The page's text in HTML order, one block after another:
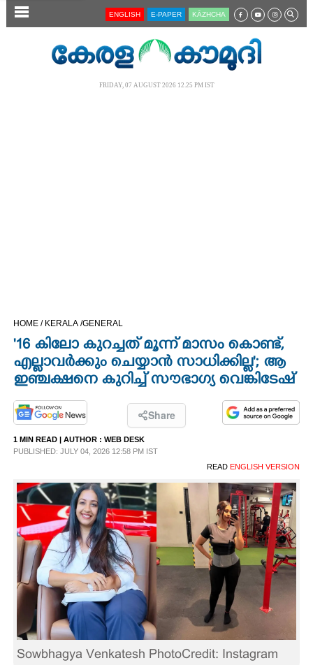
SECTIONS
CINEMA
OPINION
PHOTOS
LIFESTYLE
SPIRITUAL
INFO+
ART
ASTRO
CARTOONS
ENGLISH E-PAPER KĀZHCHA
FRIDAY, 07 AUGUST 2026 12.25 PM IST
HOME / KERALA /GENERAL
'16 കിലോ കുറച്ചത് മൂന്ന് മാസം കൊണ്ട്,
എല്ലാവർക്കും ചെയ്യാൻ സാധിക്കില്ല'; ആ
ഇഞ്ചക്ഷനെ കുറിച്ച് സൗഭാഗ്യ വെങ്കിടേഷ്
Share
1 MIN READ | AUTHOR : WEB DESK
PUBLISHED: JULY 04, 2026 12:58 PM IST
READ ENGLISH VERSION
Sowbhagya Venkatesh PhotoCredit: Instagram